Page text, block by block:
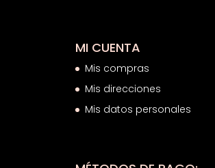
MI CUENTA
Mis compras
Mis direcciones
Mis datos personales